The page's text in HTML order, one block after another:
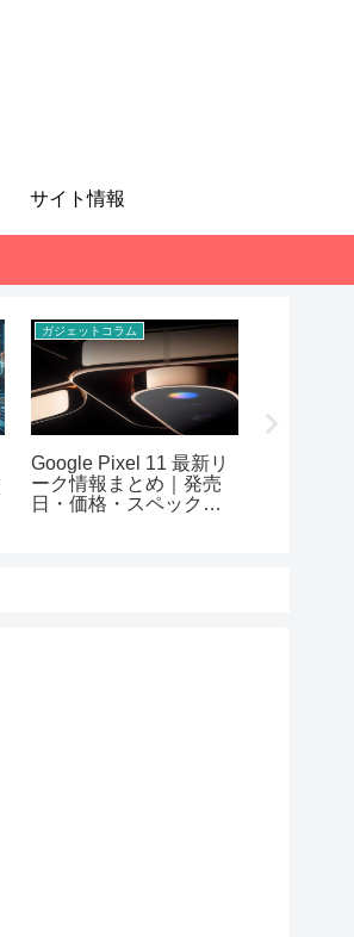
サイト情報
ガジェットコラム
Google Pixel 11 最新リ
ーク情報まとめ｜発売
日・価格・スペック予